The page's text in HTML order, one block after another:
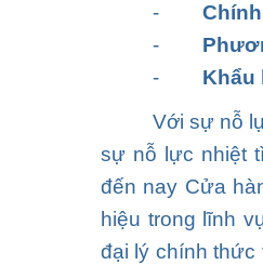
-
-
-
Khẩu
Với sự nỗ
sự nỗ lực nhiệt
đến nay Cửa
hiệu trong lĩnh
đại lý chính thức